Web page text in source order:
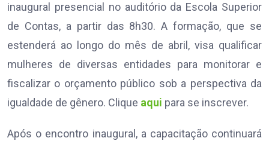
inaugural presencial no auditório da Escola Superior
de Contas, a partir das 8h30. A formação, que se
estenderá ao longo do mês de abril, visa qualificar
mulheres de diversas entidades para monitorar e
fiscalizar o orçamento público sob a perspectiva da
igualdade de gênero. Clique aqui para se inscrever.
Após o encontro inaugural, a capacitação continuará